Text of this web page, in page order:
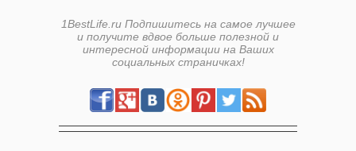
1BestLife.ru Подпишитесь на самое лучшее
и получите вдвое больше полезной и
интересной информации на Ваших
социальных страничках!